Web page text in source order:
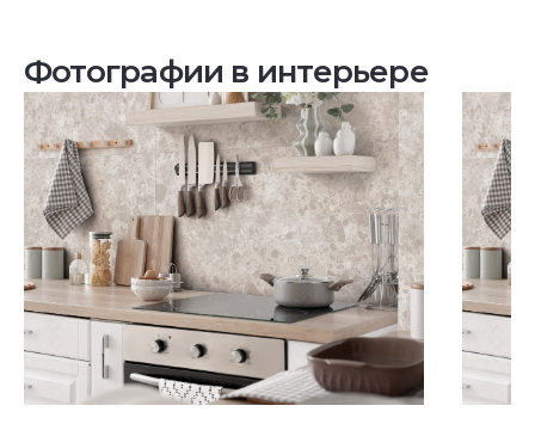
Фотографии в интерьере
Посмотреть все проекты